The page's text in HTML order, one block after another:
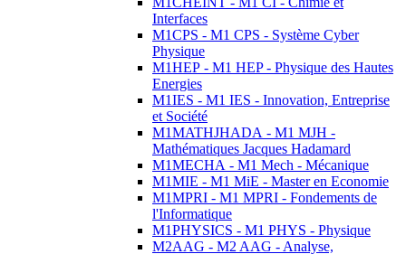
Interfaces
M1CPS - M1 CPS - Système Cyber
Physique
M1HEP - M1 HEP - Physique des Hautes
Energies
M1IES - M1 IES - Innovation, Entreprise
et Société
M1MATHJHADA - M1 MJH -
Mathématiques Jacques Hadamard
M1MECHA - M1 Mech - Mécanique
M1MIE - M1 MiE - Master en Economie
M1MPRI - M1 MPRI - Fondements de
l'Informatique
M1PHYSICS - M1 PHYS - Physique
M2AAG - M2 AAG - Analyse,